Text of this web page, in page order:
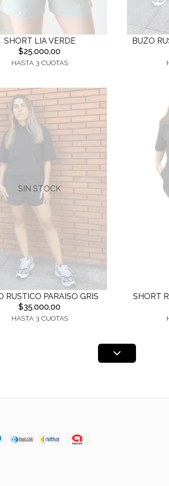
SHORT LIA VERDE
$25.000,00
HASTA 3 CUOTAS
BUZO
SIN STOCK
RUSTICO PARAISO GRIS
$35.000,00
HASTA 3 CUOTAS
SHORT